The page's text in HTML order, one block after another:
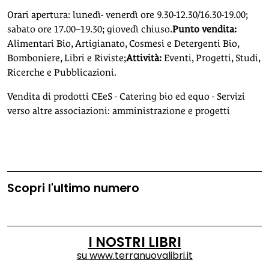
Orari apertura: lunedì- venerdì ore 9.30-12.30/16.30-19.00;
sabato ore 17.00–19.30; giovedì chiuso.Punto vendita:
Alimentari Bio, Artigianato, Cosmesi e Detergenti Bio,
Bomboniere, Libri e Riviste;Attività: Eventi, Progetti, Studi,
Ricerche e Pubblicazioni.
Vendita di prodotti CEeS - Catering bio ed equo - Servizi
verso altre associazioni: amministrazione e progetti
Scopri l'ultimo numero
I NOSTRI LIBRI
suwww.terranuovalibri.it